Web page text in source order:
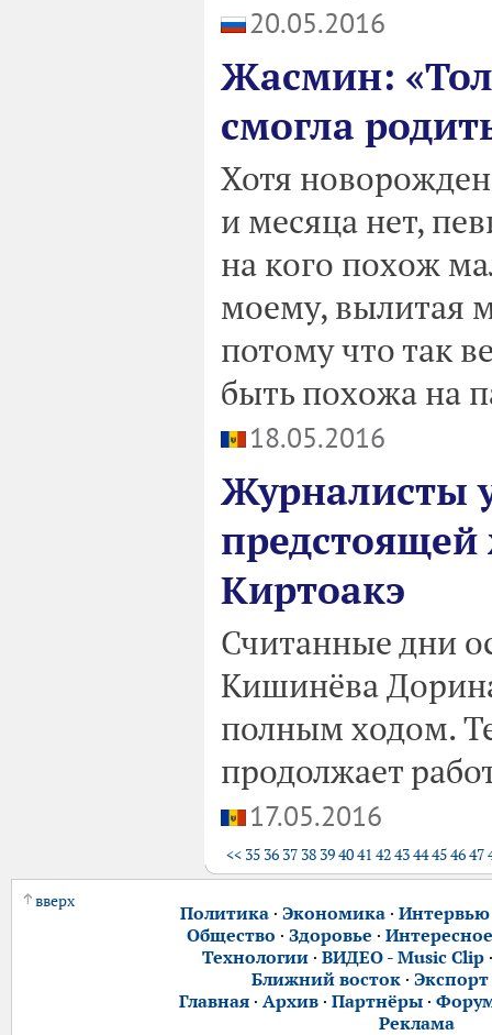
20.05.2016
Жасмин:
смогла
Хотя
и месяца нет,
на кого похож
моему, вылитая
потому что так
быть похожа на
18.05.2016
Журналисты
Киртоакэ
Считанные дни
Кишинёва
полным ходом.
продолжает
17.05.2016
<< 35 36 37 38 394041 424344454647
вверх
Политика· Экономика· Интервью
Общество · Здоровье · Интересное
Технологии· ВИДЕО - Music Clip
Ближний восток ·
Главная· Архив· Партнёры·
Реклама